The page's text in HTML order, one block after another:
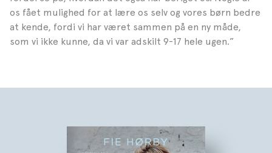
os fået mulighed for at lære os selv og vores børn bedre
at kende, fordi vi har været sammen på en ny måde,
som vi ikke kunne, da vi var adskilt 9-17 hele ugen.”